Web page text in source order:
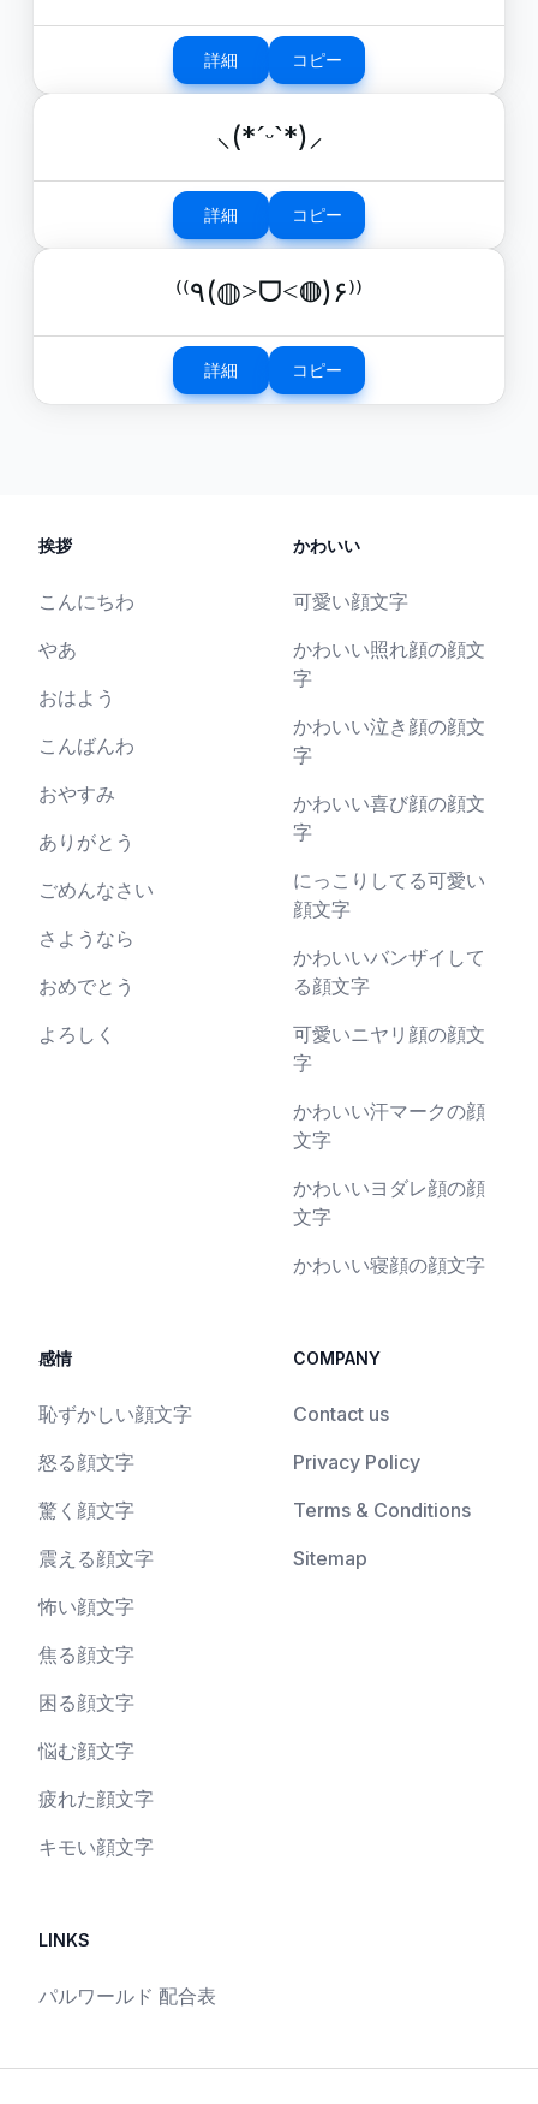
詳細 コピー
⸜(*ˊᵕˋ*)⸝
詳細 コピー
⁽⁽٩(◍˃ᗜ˂◍)۶⁾⁾
詳細 コピー
挨拶
こんにちわ
やあ
おはよう
こんばんわ
おやすみ
ありがとう
ごめんなさい
さようなら
おめでとう
よろしく
かわいい
可愛い顔文字
かわいい照れ顔の顔文
字
かわいい泣き顔の顔文
字
かわいい喜び顔の顔文
字
にっこりしてる可愛い
顔文字
かわいいバンザイして
る顔文字
可愛いニヤリ顔の顔文
字
かわいい汗マークの顔
文字
かわいいヨダレ顔の顔
文字
かわいい寝顔の顔文字
感情
恥ずかしい顔文字
怒る顔文字
驚く顔文字
震える顔文字
怖い顔文字
焦る顔文字
困る顔文字
悩む顔文字
疲れた顔文字
キモい顔文字
COMPANY
Contact us
Privacy Policy
Terms & Conditions
Sitemap
LINKS
パルワールド 配合表